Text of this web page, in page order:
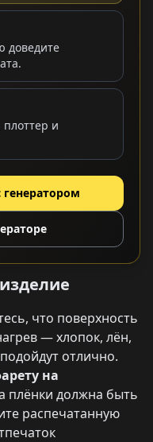
доведите
и
что поверхность
— хлопок, лён,
отлично.
на
плёнки должна быть
распечатанную